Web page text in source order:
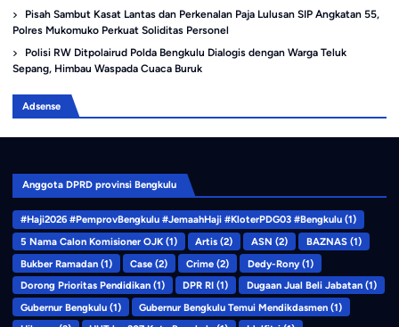
Pisah Sambut Kasat Lantas dan Perkenalan Paja Lulusan SIP Angkatan 55,
Polres Mukomuko Perkuat Soliditas Personel
Polisi RW Ditpolairud Polda Bengkulu Dialogis dengan Warga Teluk
Sepang, Himbau Waspada Cuaca Buruk
Adsense
Anggota DPRD provinsi Bengkulu
#Haji2026 #PemprovBengkulu #JemaahHaji #KloterPDG03 #Bengkulu(1)
5 Nama Calon Komisioner OJK(1) Artis (2) ASN (2) BAZNAS (1)
Bukber Ramadan(1) Case (2) Crime (2) Dedy-Rony(1)
Dorong Prioritas Pendidikan(1) DPR RI (1) Dugaan Jual Beli Jabatan (1)
Gubernur Bengkulu(1) Gubernur Bengkulu Temui Mendikdasmen (1)